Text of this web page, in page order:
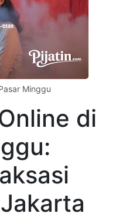
Minggu
di